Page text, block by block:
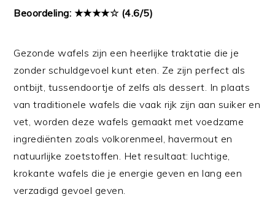
Beoordeling: ★★★★☆ (4.6/5)
Gezonde wafels zijn een heerlijke traktatie die je
zonder schuldgevoel kunt eten. Ze zijn perfect als
ontbijt, tussendoortje of zelfs als dessert. In plaats
van traditionele wafels die vaak rijk zijn aan suiker en
vet, worden deze wafels gemaakt met voedzame
ingrediënten zoals volkorenmeel, havermout en
natuurlijke zoetstoffen. Het resultaat: luchtige,
krokante wafels die je energie geven en lang een
verzadigd gevoel geven.